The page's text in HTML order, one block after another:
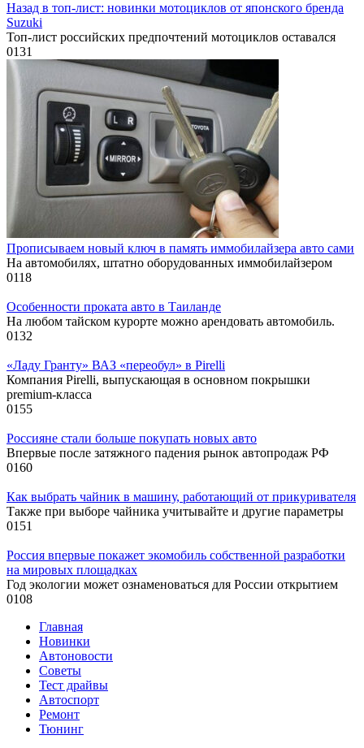
Назад в топ-лист: новинки мотоциклов от японского бренда
Suzuki
Топ-лист российских предпочтений мотоциклов оставался
0131
Прописываем новый ключ в память иммобилайзера авто сами
На автомобилях, штатно оборудованных иммобилайзером
0118
Особенности проката авто в Таиланде
На любом тайском курорте можно арендовать автомобиль.
0132
«Ладу Гранту» ВАЗ «переобул» в Pirelli
Компания Pirelli, выпускающая в основном покрышки
premium-класса
0155
Россияне стали больше покупать новых авто
Впервые после затяжного падения рынок автопродаж РФ
0160
Как выбрать чайник в машину, работающий от прикуривателя
Также при выборе чайника учитывайте и другие параметры
0151
Россия впервые покажет экомобиль собственной разработки
на мировых площадках
Год экологии может ознаменоваться для России открытием
0108
Главная
Новинки
Автоновости
Советы
Тест драйвы
Автоспорт
Ремонт
Тюнинг